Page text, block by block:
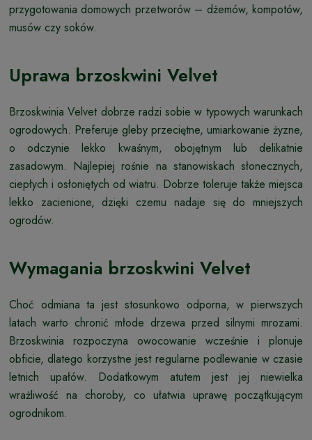
przygotowania domowych przetworów – dżemów, kompotów,
musów czy soków.
Uprawa brzoskwini Velvet
Brzoskwinia Velvet dobrze radzi sobie w typowych warunkach
ogrodowych. Preferuje gleby przeciętne, umiarkowanie żyzne,
o odczynie lekko kwaśnym, obojętnym lub delikatnie
zasadowym. Najlepiej rośnie na stanowiskach słonecznych,
ciepłych i osłoniętych od wiatru. Dobrze toleruje także miejsca
lekko zacienione, dzięki czemu nadaje się do mniejszych
ogrodów.
Wymagania brzoskwini Velvet
Choć odmiana ta jest stosunkowo odporna, w pierwszych
latach warto chronić młode drzewa przed silnymi mrozami.
Brzoskwinia rozpoczyna owocowanie wcześnie i plonuje
obficie, dlatego korzystne jest regularne podlewanie w czasie
letnich upałów. Dodatkowym atutem jest jej niewielka
wrażliwość na choroby, co ułatwia uprawę początkującym
ogrodnikom.